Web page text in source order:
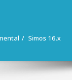
Simos 16.x